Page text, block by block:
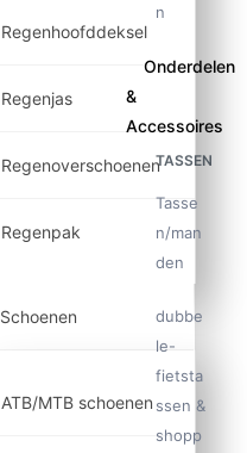
Regenhoofddeksel
Regenjas
Regenoverschoenen
Regenpak
Schoenen
ATB/MTB schoenen
n
Onderdelen
&
Accessoires
TASSEN
Tasse
n/man
den
dubbe
le-
fietsta
ssen &
shopp